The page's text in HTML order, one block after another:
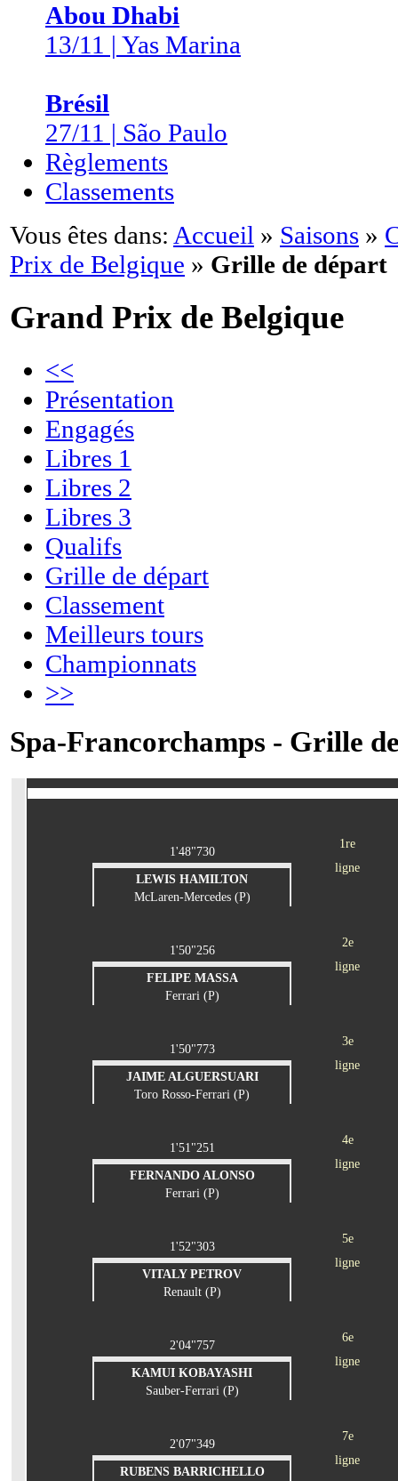
Abou Dhabi
13/11 | Yas Marina
Brésil
27/11 | São Paulo
Règlements
Classements
Vous êtes dans: Accueil » Saisons »
Prix de Belgique » Grille de départ
Grand Prix de Belgique
<<
Présentation
Engagés
Libres 1
Libres 2
Libres 3
Qualifs
Grille de départ
Classement
Meilleurs tours
Championnats
>>
Spa-Francorchamps - Grille
1re
ligne
1'48"730
LEWIS HAMILTON
McLaren-Mercedes (P)
2e
ligne
1'50"256
FELIPE MASSA
Ferrari (P)
3e
ligne
1'50"773
JAIME ALGUERSUARI
Toro Rosso-Ferrari (P)
4e
ligne
1'51"251
FERNANDO ALONSO
Ferrari (P)
5e
ligne
1'52"303
VITALY PETROV
Renault (P)
6e
ligne
2'04"757
KAMUI KOBAYASHI
Sauber-Ferrari (P)
7e
ligne
2'07"349
RUBENS BARRICHELLO